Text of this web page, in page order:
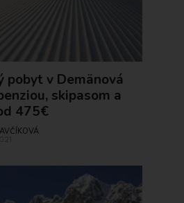
pobyt v Demänová
skipasom a
475€